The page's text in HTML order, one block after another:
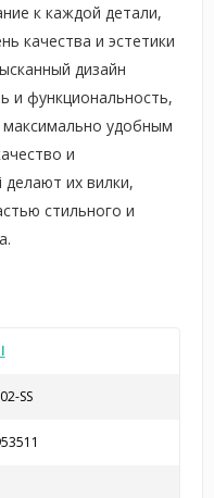
к каждой детали,
качества и эстетики
дизайн
и функциональность,
удобным
и
их вилки,
стильного и
SS